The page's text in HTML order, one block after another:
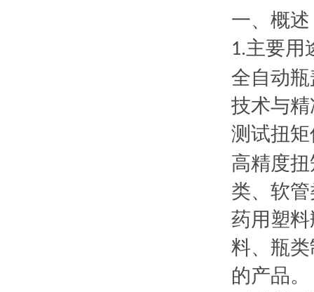
一、概述
1.主要用
全自动
技术与
测试扭
高精度
类、软
药用塑
料、瓶
的产品。